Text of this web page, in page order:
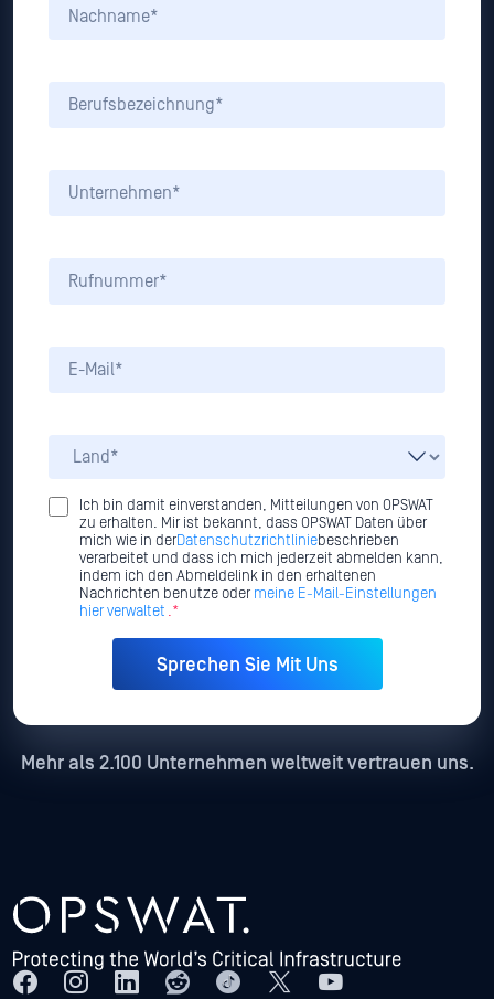
Ich bin damit einverstanden, Mitteilungen von OPSWAT
zu erhalten. Mir ist bekannt, dass OPSWAT Daten über
mich wie in derDatenschutzrichtliniebeschrieben
verarbeitet und dass ich mich jederzeit abmelden kann,
indem ich den Abmeldelink in den erhaltenen
Nachrichten benutze oder
hier verwaltet.*